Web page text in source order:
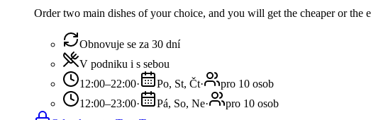
Order two main dishes of your choice, and you will get the cheaper or
Obnovuje se za 30 dní
V podniku i s sebou
12:00–22:00· Po, St, Čt·
pro 10 osob
12:00–23:00· Pá, So, Ne·
pro 10 osob